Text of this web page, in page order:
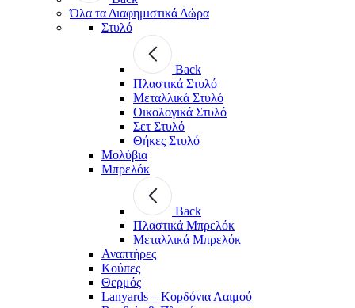
Όλα τα Διαφημιστικά Δώρα
Στυλό
Back
Πλαστικά Στυλό
Μεταλλικά Στυλό
Οικολογικά Στυλό
Σετ Στυλό
Θήκες Στυλό
Μολύβια
Μπρελόκ
Back
Πλαστικά Μπρελόκ
Μεταλλικά Μπρελόκ
Αναπτήρες
Κούπες
Θερμός
Lanyards – Kορδόνια Λαιμού